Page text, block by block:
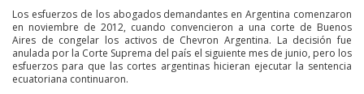
Los esfuerzos de los abogados demandantes en Argentina comenzaron
en noviembre de 2012, cuando convencieron a una corte de Buenos
Aires de congelar los activos de Chevron Argentina. La decisión fue
anulada por la Corte Suprema del país el siguiente mes de junio, pero los
esfuerzos para que las cortes argentinas hicieran ejecutar la sentencia
ecuatoriana continuaron.